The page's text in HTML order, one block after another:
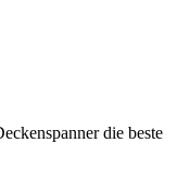
die beste